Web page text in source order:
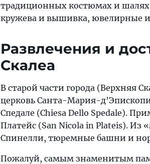
традиционных костюмах и
кружева и вышивка, ювелирные
Развлечения и
Скалеа
В старой части города (Верхняя
церковь Санта-Мария-
Спедале (Chiesa Dello Spedale).
Платейс (San Nicola in Plateis). Из
Спинелли, тюремные башни и
Пожалуй, самым знаменитым